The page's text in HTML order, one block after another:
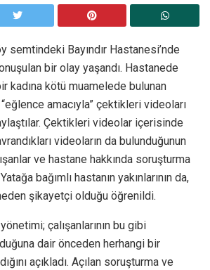
semtindeki Bayındır Hastanesi’nde
bir olay yaşandı. Hastanede
kadına kötü muamelede bulunan
amacıyla” çektikleri videoları
Çektikleri videolar içerisinde
videoların da bulunduğunun
ve hastane hakkında soruşturma
bağımlı hastanın yakınlarının da,
şikayetçi olduğu öğrenildi.
çalışanlarının bu gibi
dair önceden herhangi bir
açıkladı. Açılan soruşturma ve